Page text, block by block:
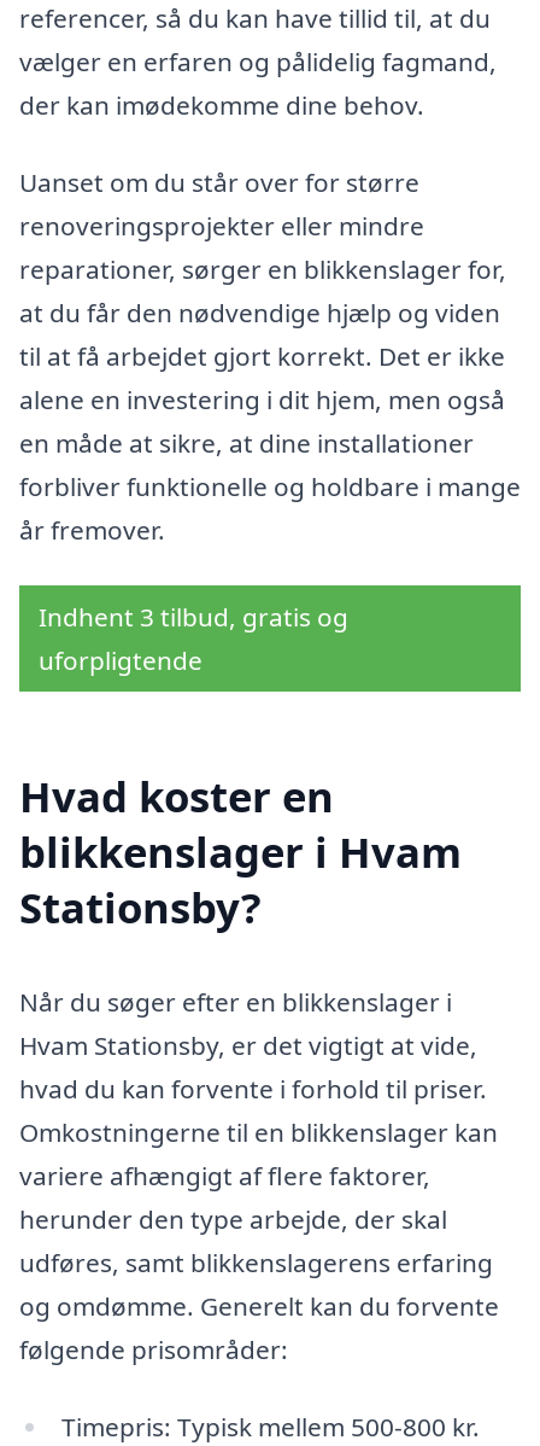
referencer, så du kan have tillid til, at du
vælger en erfaren og pålidelig fagmand,
der kan imødekomme dine behov.
Uanset om du står over for større
renoveringsprojekter eller mindre
reparationer, sørger en blikkenslager for,
at du får den nødvendige hjælp og viden
til at få arbejdet gjort korrekt. Det er ikke
alene en investering i dit hjem, men også
en måde at sikre, at dine installationer
forbliver funktionelle og holdbare i mange
år fremover.
Indhent 3 tilbud, gratis og
uforpligtende
Hvad koster en
blikkenslager i Hvam
Stationsby?
Når du søger efter en blikkenslager i
Hvam Stationsby, er det vigtigt at vide,
hvad du kan forvente i forhold til priser.
Omkostningerne til en blikkenslager kan
variere afhængigt af flere faktorer,
herunder den type arbejde, der skal
udføres, samt blikkenslagerens erfaring
og omdømme. Generelt kan du forvente
følgende prisområder:
Timepris: Typisk mellem 500-800 kr.